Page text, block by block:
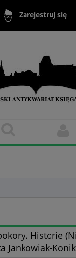
Zarejestruj się
Historie
Jankowiak-Konik